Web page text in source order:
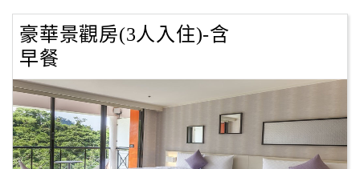
廠
商
合
作
豪華景觀房(3人入住)-含
早餐